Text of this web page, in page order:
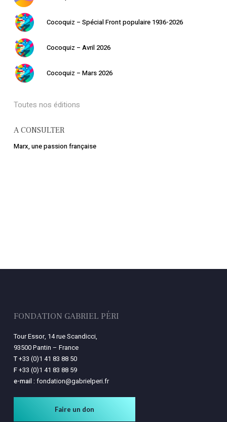
Cocoquiz – Spécial Front populaire 1936-2026
Cocoquiz – Avril 2026
Cocoquiz – Mars 2026
Toutes nos éditions
A CONSULTER
Marx, une passion française
FONDATION GABRIEL PÉRI
Tour Essor, 14 rue Scandicci,
93500 Pantin – France
T+33 (0)1 41 83 88 50
F+33 (0)1 41 83 88 59
e-mail : fondation@gabrielperi.fr
Faire un don